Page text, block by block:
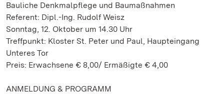
Bauliche Denkmalpflege und Baumaßnahmen
Referent: Dipl.-Ing. Rudolf Weisz
Sonntag, 12. Oktober um 14.30 Uhr
Treffpunkt: Kloster St. Peter und Paul, Haupteingang
Unteres Tor
Preis: Erwachsene € 8,00/ Ermäßigte € 4,00
ANMELDUNG & PROGRAMM